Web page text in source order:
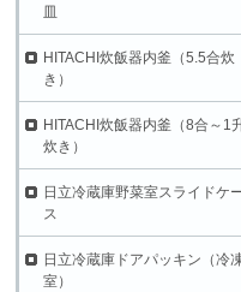
皿
HITACHI炊飯器内釜（5.5合炊
き）
HITACHI炊飯器内釜（8合～1
炊き）
日立冷蔵庫野菜室スライドケ
ス
日立冷蔵庫ドアパッキン（冷
室）